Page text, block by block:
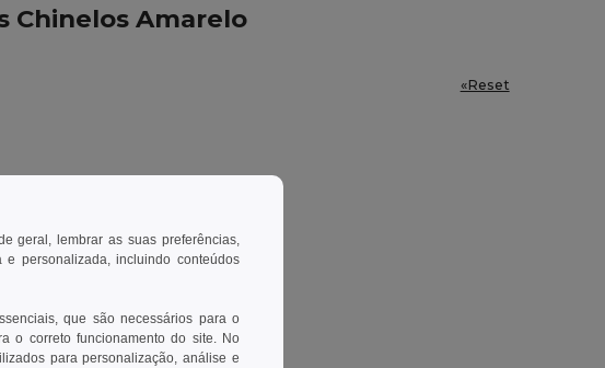
Chinelos Amarelo
«Reset
geral, lembrar as suas preferências,
personalizada, incluindo conteúdos
que são necessários para o
o correto funcionamento do site. No
para personalização, análise e